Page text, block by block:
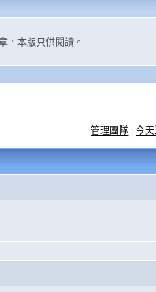
，本版只供閱讀。
管理團隊 |今